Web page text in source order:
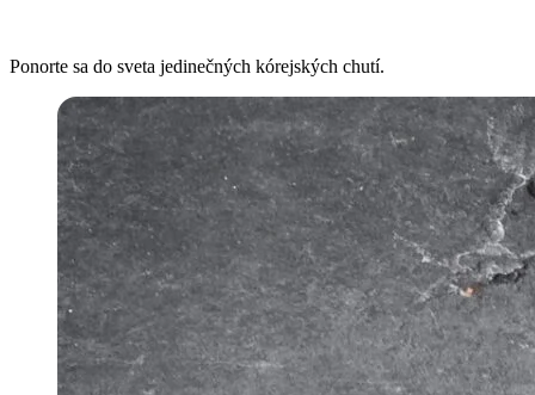
Ponorte sa do sveta jedinečných kórejských chutí.